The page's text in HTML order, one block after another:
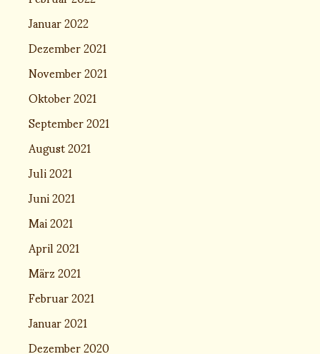
Januar 2022
Dezember 2021
November 2021
Oktober 2021
September 2021
August 2021
Juli 2021
Juni 2021
Mai 2021
April 2021
März 2021
Februar 2021
Januar 2021
Dezember 2020